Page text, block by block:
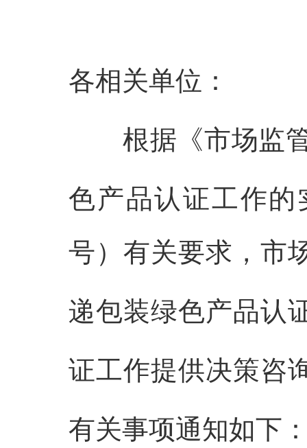
各相关单位：
根据《市场监
色产品认证工作
号）有关要求，市
递包装绿色产品认
证工作提供决策咨
有关事项通知如下